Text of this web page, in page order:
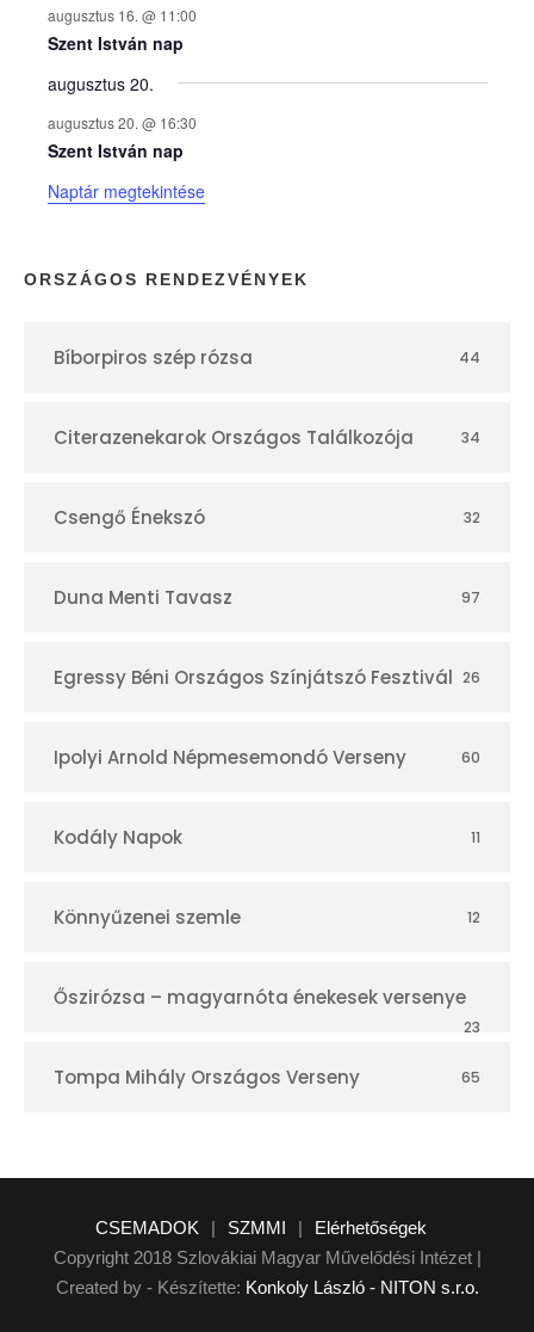
e
k
n
a
p
r
augusztus 16. @ 11:00
Szent István nap
augusztus 20.
augusztus 20. @ 16:30
Szent István nap
Naptár megtekintése
ORSZÁGOS RENDEZVÉNYEK
Bíborpiros szép rózsa 44
Citerazenekarok Országos Találkozója 34
Csengő Énekszó 32
Duna Menti Tavasz 97
Egressy Béni Országos Színjátszó Fesztivál 26
Ipolyi Arnold Népmesemondó Verseny 60
Kodály Napok 11
Könnyűzenei szemle 12
Őszirózsa – magyarnóta énekesek versenye
23
Tompa Mihály Országos Verseny 65
CSEMADOK | SZMMI |
Elérhetőségek
Copyright 2018 Szlovákiai Magyar Művelődési Intézet |
Created by - Készítette: Konkoly László - NITON s.r.o.